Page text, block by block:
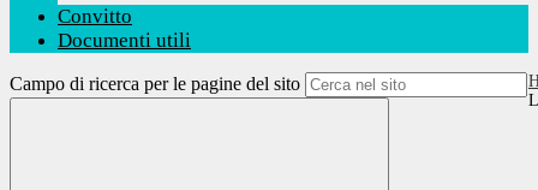
Convitto
Documenti utili
Campo di ricerca per le pagine del sito